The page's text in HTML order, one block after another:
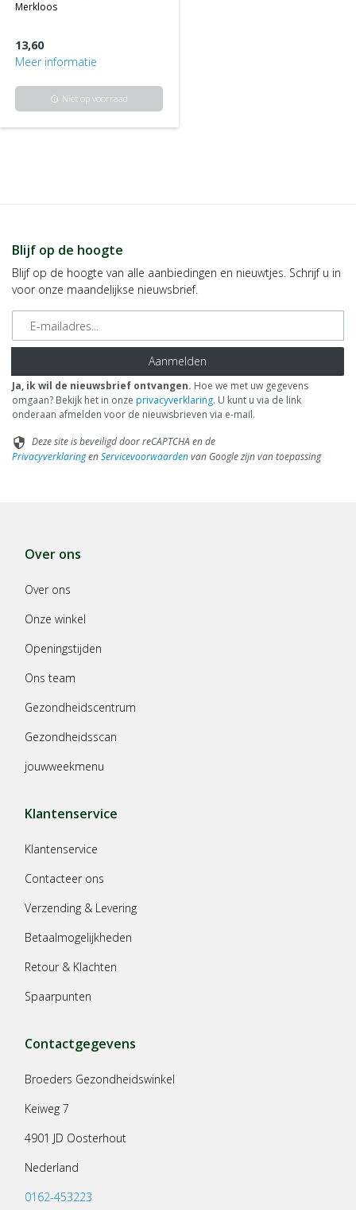
merkloos
13,60
Meer informatie
info Niet op voorraad
Blijf op de hoogte
Blijf op de hoogte van alle aanbiedingen en nieuwtjes. Schrijf u in
voor onze maandelijkse nieuwsbrief.
E-mailadres
Aanmelden
Ja, ik wil de nieuwsbrief ontvangen. Hoe we met uw gegevens
omgaan? Bekijk het in onze privacyverklaring. U kunt u via de link
onderaan afmelden voor de nieuwsbrieven via e-mail.
security Deze site is beveiligd door reCAPTCHA en de
PrivacyverklaringenServicevoorwaardenvan Google zijn van toepassing
Over ons
Over ons
Onze winkel
Openingstijden
Ons team
Gezondheidscentrum
Gezondheidsscan
jouwweekmenu
Klantenservice
Klantenservice
Contacteer ons
Verzending & Levering
Betaalmogelijkheden
Retour & Klachten
Spaarpunten
Contactgegevens
Broeders Gezondheidswinkel
Keiweg 7
4901 JD Oosterhout
Nederland
0162-453223